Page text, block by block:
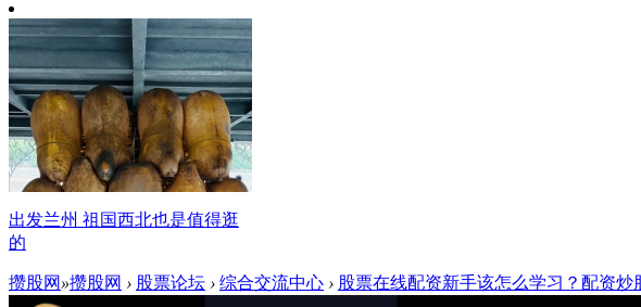
出发兰州 祖国西北也是值得逛
的
攒股网 »攒股网 › 股票论坛 › 综合交流中心 › 股票在线配资新手该怎么学习？配资炒